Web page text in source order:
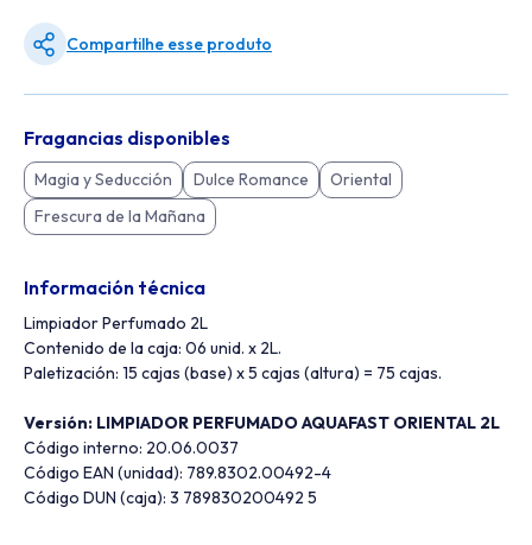
Compartilhe esse produto
Fragancias disponibles
Magia y Seducción Dulce Romance
Oriental
Frescura de la Mañana
Información técnica
Limpiador Perfumado 2L
Contenido de la caja: 06 unid. x 2L.
Paletización: 15 cajas (base) x 5 cajas (altura) = 75 cajas.
Versión: LIMPIADOR PERFUMADO AQUAFAST ORIENTAL 2L
Código interno: 20.06.0037
Código EAN (unidad): 789.8302.00492-4
Código DUN (caja): 3 789830200492 5